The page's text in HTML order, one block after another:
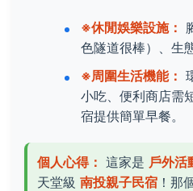
※休閒娛樂設施：
色隧道很棒）、生
※周圍生活機能：
小吃、便利商店需
宿提供簡單早餐。
個人心得： 這家是 戶外活
天堂級 南投親子民宿 ！那